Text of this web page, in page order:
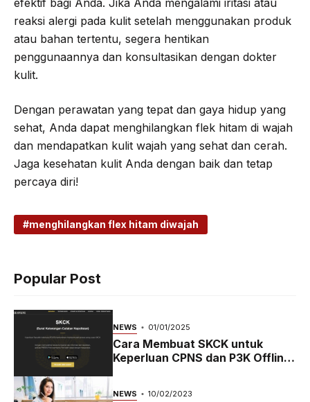
reaksi alergi pada kulit setelah menggunakan produk
atau bahan tertentu, segera hentikan
penggunaannya dan konsultasikan dengan dokter
kulit.
Dengan perawatan yang tepat dan gaya hidup yang
sehat, Anda dapat menghilangkan flek hitam di wajah
dan mendapatkan kulit wajah yang sehat dan cerah.
Jaga kesehatan kulit Anda dengan baik dan tetap
percaya diri!
menghilangkan flex hitam diwajah
Popular Post
NEWS 01/01/2025
Cara Membuat SKCK untuk
Keperluan CPNS dan P3K Offline
NEWS 10/02/2023